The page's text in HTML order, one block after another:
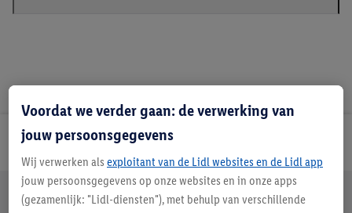
Lidl Nieuwsbrief
Jouw voordelen bij ons als Lidl webshop klant
Gratis retourneren Veilig winkelen
Voordat we verder gaan: de verwerking van
jouw persoonsgegevens
Wij verwerken als exploitant van de Lidl websites en de Lidl app
jouw persoonsgegevens op onze websites en in onze apps
(gezamenlijk: "Lidl-diensten"), met behulp van verschillende